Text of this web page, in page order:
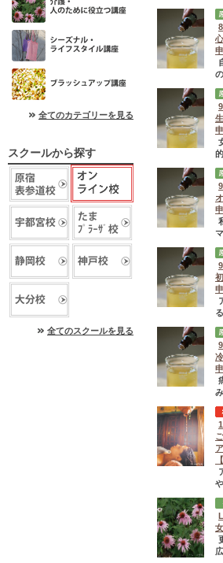
全てのカテゴリーを見る
スクールから探す
全てのスクールを見る